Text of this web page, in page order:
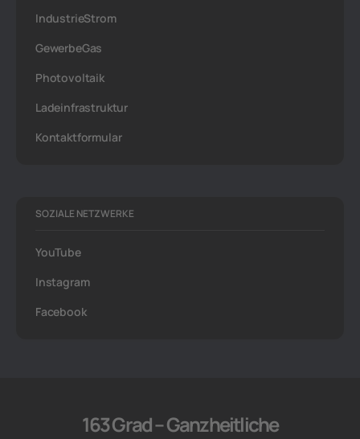
IndustrieStrom
GewerbeGas
Photovoltaik
Ladeinfrastruktur
Kontaktformular
SOZIALE NETZWERKE
YouTube
Instagram
Facebook
163 Grad – Ganzheitliche